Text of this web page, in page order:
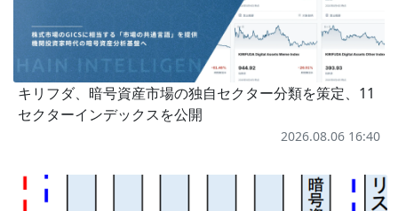
キリフダ、暗号資産市場の独自セクター分類を策定、11
セクターインデックスを公開
2026.08.06 16:40